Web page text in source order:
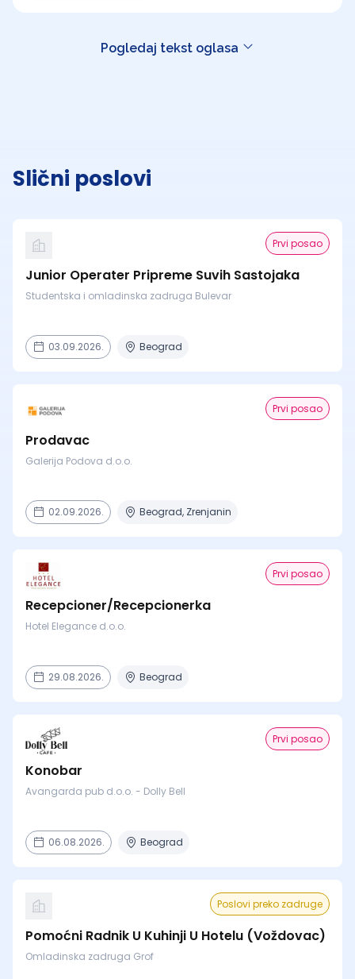
Pogledaj tekst oglasa
Slični poslovi
Prvi posao
Junior Operater Pripreme Suvih Sastojaka
Studentska i omladinska zadruga Bulevar
03.09.2026. Beograd
Prvi posao
Prodavac
Galerija Podova d.o.o.
02.09.2026. Beograd, Zrenjanin
Prvi posao
Recepcioner/Recepcionerka
Hotel Elegance d.o.o.
29.08.2026. Beograd
Prvi posao
Konobar
Avangarda pub d.o.o. - Dolly Bell
06.08.2026. Beograd
Poslovi preko zadruge
Pomoćni Radnik U Kuhinji U Hotelu (Voždovac)
Omladinska zadruga Grof